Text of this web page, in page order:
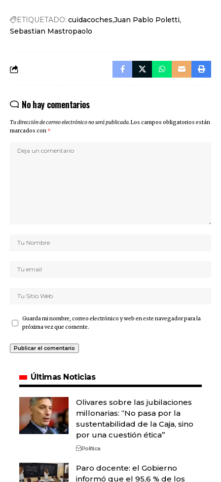
ETIQUETADO: cuidacoches Juan Pablo Poletti
Sebastian Mastropaolo
No hay comentarios
Tu dirección de correo electrónico no será publicada.Los campos obligatorios están
marcados con *
Guarda mi nombre, correo electrónico y web en este navegador para la
próxima vez que comente.
Últimas Noticias
Olivares sobre las jubilaciones
millonarias: “No pasa por la
sustentabilidad de la Caja, sino
por una cuestión ética”
Política
Paro docente: el Gobierno
informó que el 95,6 % de los